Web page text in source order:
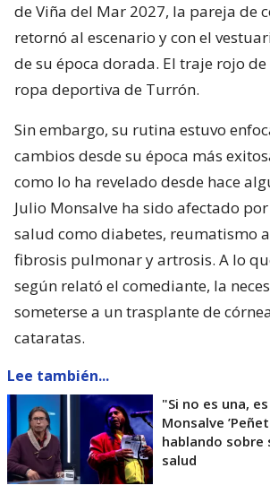
de Viña del Mar 2027, la pareja de
retornó al escenario y con el
de su época dorada. El traje rojo de
ropa deportiva de Turrón.
Sin embargo, su rutina estuvo
cambios desde su época más
como lo ha revelado desde hace
Julio Monsalve ha sido afectado
salud como diabetes, reumatismo
fibrosis pulmonar y artrosis. A lo
según relató el comediante, la
someterse a un trasplante de
cataratas.
Lee también...
"Si no es una,
Monsalve
hablando sobre
salud